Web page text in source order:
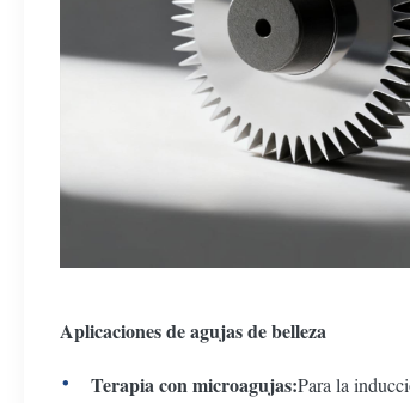
Aplicaciones de agujas de belleza
Terapia con microagujas:Para la